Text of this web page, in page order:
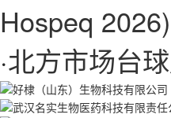
Hospeq 2026)
·北方市场台